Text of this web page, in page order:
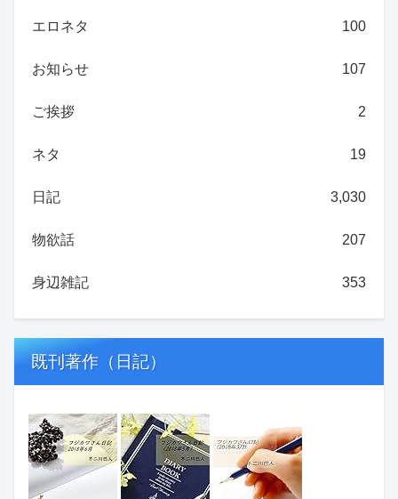
エロネタ 100
お知らせ 107
ご挨拶 2
ネタ 19
日記 3,030
物欲話 207
身辺雑記 353
既刊著作（日記）